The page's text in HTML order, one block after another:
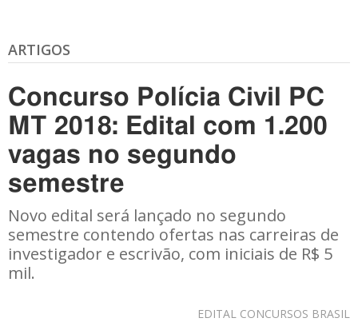
ARTIGOS
Concurso Polícia Civil PC
MT 2018: Edital com 1.200
vagas no segundo
semestre
Novo edital será lançado no segundo
semestre contendo ofertas nas carreiras de
investigador e escrivão, com iniciais de R$ 5
mil.
EDITAL CONCURSOS BRASIL